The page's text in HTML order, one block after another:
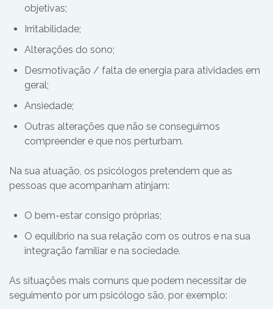
objetivas;
Irritabilidade;
Alterações do sono;
Desmotivação / falta de energia para atividades em
geral;
Ansiedade;
Outras alterações que não se conseguimos
compreender e que nos perturbam.
Na sua atuação, os psicólogos pretendem que as
pessoas que acompanham atinjam:
O bem-estar consigo próprias;
O equilíbrio na sua relação com os outros e na sua
integração familiar e na sociedade.
As situações mais comuns que podem necessitar de
seguimento por um psicólogo são, por exemplo: